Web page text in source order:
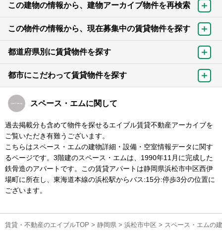
この建物の情報から、建物アーカイブ物件を再検索
この物件の情報から、現在募集中の賃貸物件を探す
都道府県別に賃貸物件を探す
都市にこだわって賃貸物件を探す
スペース・エムに関して
過去掲載分も含めて物件を探せるエイブル賃貸不動産アーカイブを
ご覧いただき有難うございます。
こちらはスペース・エムの建物詳細・設備・空室情報データに関す
るページです。3階建のスペース・エムは、1990年11月に完成した
鉄骨造のアパートです。この賃貸アパートは静岡県浜松市中区西伊
場町に所在し、東海道本線の浜松駅からバス:15分:停歩3分の位置に
ございます。
賃貸・不動産のエイブルTOP > 静岡県 > 浜松市中区 > スペース・エムの